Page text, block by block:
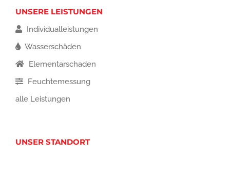
UNSERE LEISTUNGEN
Individualleistungen
Wasserschäden
Elementarschaden
Feuchtemessung
alle Leistungen
UNSER STANDORT